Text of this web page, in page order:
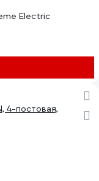
Electric